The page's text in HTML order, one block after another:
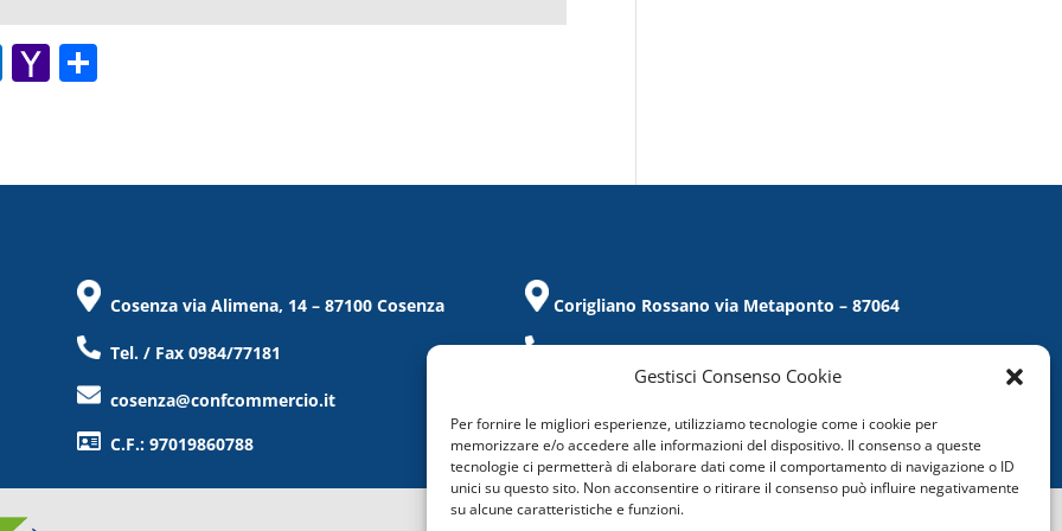
Gestisci Consenso Cookie
Per fornire le migliori esperienze, utilizziamo tecnologie come i cookie per
memorizzare e/o accedere alle informazioni del dispositivo. Il consenso a queste
tecnologie ci permetterà di elaborare dati come il comportamento di navigazione o ID
unici su questo sito. Non acconsentire o ritirare il consenso può influire negativamente
su alcune caratteristiche e funzioni.
O
o
Y
o
ai
di
Cosenza via Alimena, 14 – 87100 Cosenza
Tel. / Fax 0984/77181
cosenza@confcommercio.it
C.F.: 97019860788
Corigliano Rossano via Metaponto – 87064
Tel. / Fax 0983/859021
C.F.: 97019860788